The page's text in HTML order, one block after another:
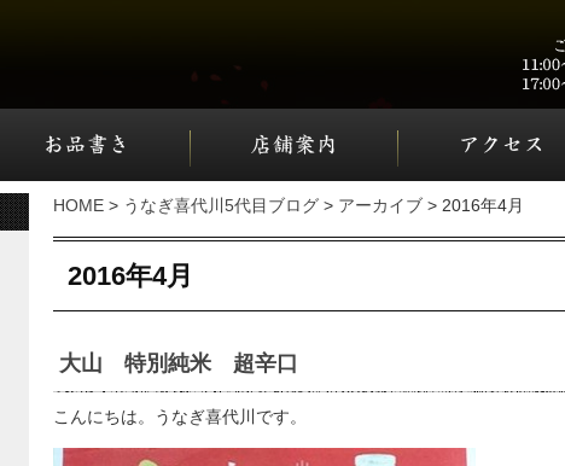
HOME > うなぎ喜代川5代目ブログ > アーカイブ > 2016年4月
2016年4月
大山 特別純米 超辛口
こんにちは。うなぎ喜代川です。